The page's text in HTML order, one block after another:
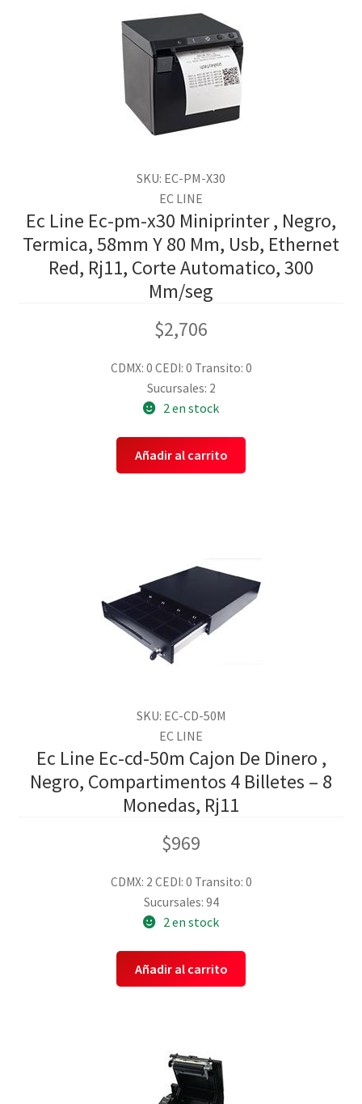
SKU: EC-PM-X30
EC LINE
Ec Line Ec-pm-x30 Miniprinter , Negro,
Termica, 58mm Y 80 Mm, Usb, Ethernet
Red, Rj11, Corte Automatico, 300
Mm/seg
$2,706
CDMX: 0 CEDI: 0 Transito: 0
Sucursales: 2
2 en stock
Añadir al carrito
SKU: EC-CD-50M
EC LINE
Ec Line Ec-cd-50m Cajon De Dinero ,
Negro, Compartimentos 4 Billetes – 8
Monedas, Rj11
$969
CDMX: 2 CEDI: 0 Transito: 0
Sucursales: 94
2 en stock
Añadir al carrito